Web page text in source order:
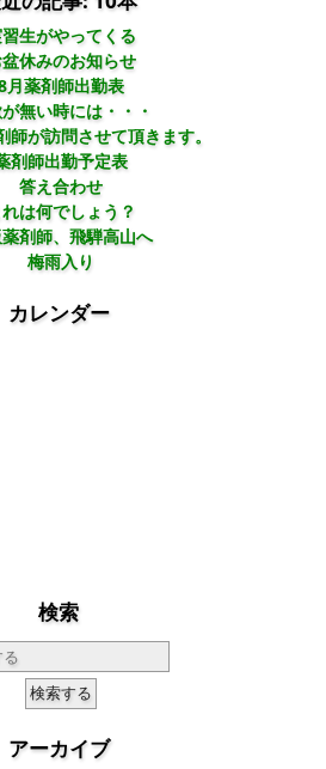
生がやってくる
休みのお知らせ
月薬剤師出勤表
無い時には・・・
師が訪問させて頂きます。
剤師出勤予定表
答え合わせ
は何でしょう？
剤師、飛騨高山へ
梅雨入り
カレンダー
検索
アーカイブ